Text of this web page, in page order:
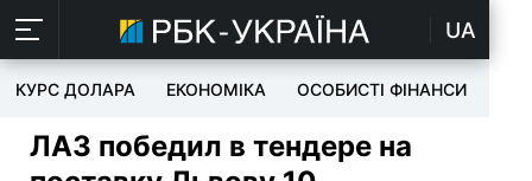
UA
КУРС ДОЛАРА ЕКОНОМІКА ОСОБИСТІ ФІНАНСИ
ЛАЗ победил в тендере на